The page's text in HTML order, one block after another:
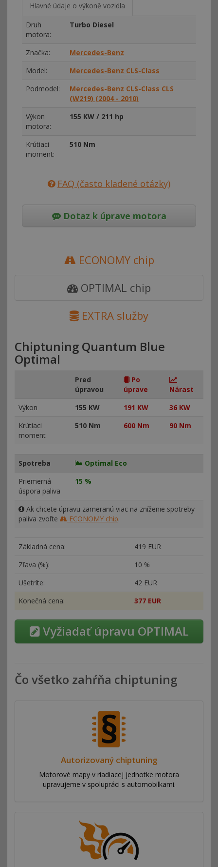
Hlavné údaje o výkoně vozidla
Druh
motora:
Turbo Diesel
Značka:
Mercedes-Benz
Model:
Mercedes-Benz CLS-Class
Podmodel:
Mercedes-Benz CLS-Class CLS
(W219) (2004 - 2010)
Výkon
motora:
155 KW / 211 hp
Krútiaci
moment:
510 Nm
FAQ (často kladené otázky)
Dotaz k úprave motora
ECONOMY chip
OPTIMAL chip
EXTRA služby
Chiptuning Quantum Blue
Optimal
Pred
úpravou
Po
úprave
Nárast
Výkon
155 KW 191 KW
36 KW
Krútiaci
moment
510 Nm 600 Nm 90 Nm
Spotreba
Optimal Eco
Priemerná
úspora paliva
15 %
Ak chcete úpravu zameranú viac na zníženie spotreby
paliva zvoľte
ECONOMY chip.
Základná cena:
419 EUR
Zľava (%):
10 %
Ušetríte:
42 EUR
Konečná cena:
377 EUR
Vyžiadať úpravu OPTIMAL
Čo všetko zahŕňa chiptuning
Autorizovaný chiptuning
Motorové mapy v riadiacej jednotke motora
upravujeme v spolupráci s automobilkami.